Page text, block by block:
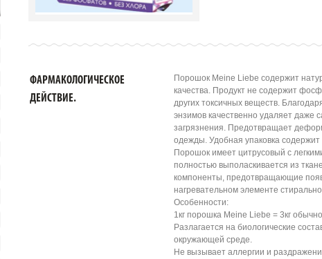
ФАРМАКОЛОГИЧЕСКОЕ
ДЕЙСТВИЕ.
Порошок Meine Liebe содержит
качества. Продукт не содержит
других токсичных веществ.
энзимов качественно удаляет даже
загрязнения. Предотвращает
одежды. Удобная упаковка
Порошок имеет цитрусовый с
полностью выполаскивается из
компоненты, предотвращающие
нагревательном элементе
Особенности:
1кг порошка Meine Liebe = 3кг
Разлагается на биологические
окружающей среде.
Не вызывает аллергии и